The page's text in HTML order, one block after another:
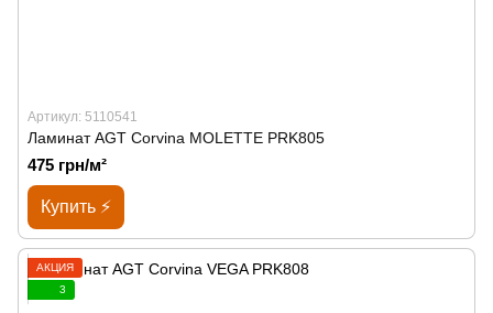
Артикул: 5110541
Ламинат AGT Corvina MOLETTE PRK805
475 грн/м²
Купить ⚡
АКЦИЯ
3